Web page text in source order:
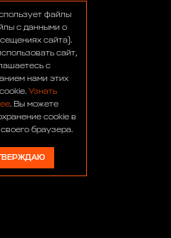
файлы
с данными о
сайта).
сайт,
с
нами этих
Узнать
. Вы можете
cookie в
браузера.